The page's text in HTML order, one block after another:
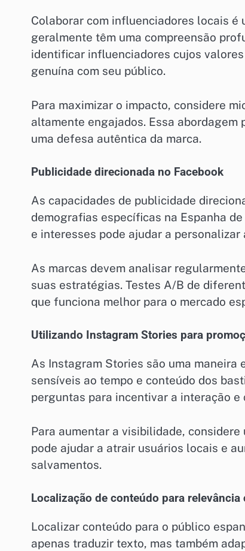
Colaborar com influenciadores locais é
geralmente têm uma compreensão
identificar influenciadores cujos
genuína com seu público.
Para maximizar o impacto, considere
altamente engajados. Essa
uma defesa autêntica da marca.
Publicidade direcionada no Facebook
As capacidades de publicidade
demografias específicas na Espanha
e interesses pode ajudar a
As marcas devem analisar
suas estratégias. Testes A/B de
que funciona melhor para o mercado
Utilizando Instagram Stories para
As Instagram Stories são uma maneira
sensíveis ao tempo e conteúdo dos
perguntas para incentivar a interação
Para aumentar a visibilidade,
pode ajudar a atrair usuários locais e
salvamentos.
Localização de conteúdo para relevância
Localizar conteúdo para o público
apenas traduzir texto, mas também